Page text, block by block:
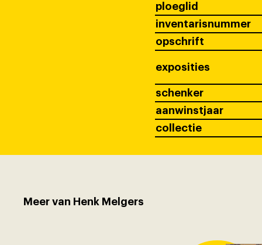
ploeglid
inventarisnummer
opschrift
exposities
schenker
aanwinstjaar
collectie
Meer van Henk Melgers